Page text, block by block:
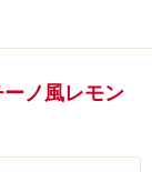
ーノ風レモン